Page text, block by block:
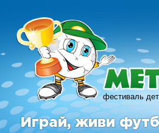
фестиваль
Играй, живи